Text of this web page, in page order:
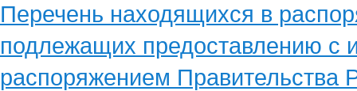
Перечень находящихся в
подлежащих предоставлению с
распоряжением